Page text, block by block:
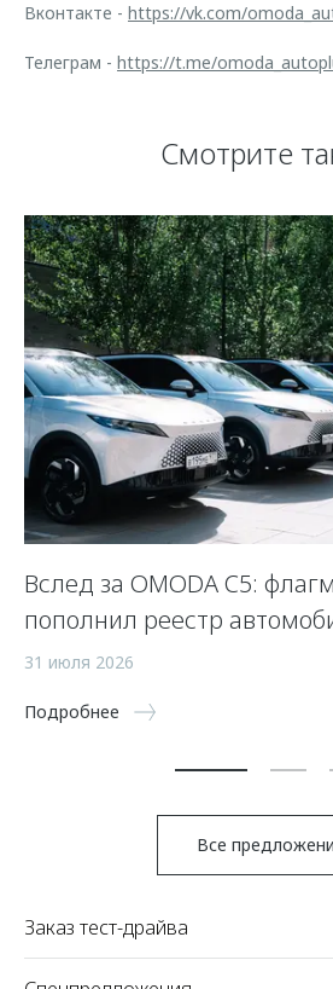
Вконтакте - https://vk.com/
Телеграм - https://t.me/
Смотрите
Вслед за OMODA C5:
пополнил реестр
31 июля 2026
Подробнее
Все
Заказ тест-драйва